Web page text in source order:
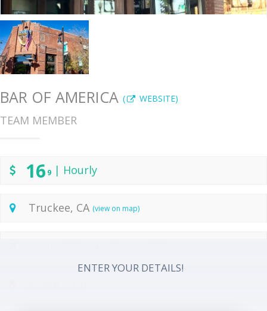
BAR OF AMERICA ( WEBSITE)
TEAM MEMBER
16 9 | Hourly
Truckee, CA (view on map)
ENTER YOUR DETAILS!